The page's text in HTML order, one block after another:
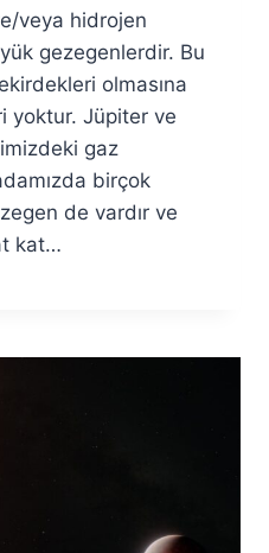
veya hidrojen
gezegenlerdir. Bu
olmasına
yoktur. Jüpiter ve
gaz
birçok
de vardır ve
kat…